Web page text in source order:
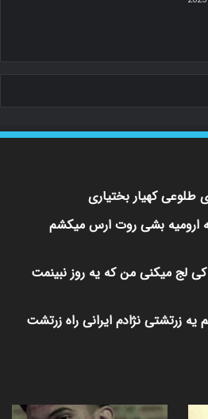
طلوعی کهیار بختیاری
ارومیه بشی روت ارس میکشم
کی لج میکنی من که یه روز نبینمت
یه زرتشتی نژادم ایرانی راه زرتشت